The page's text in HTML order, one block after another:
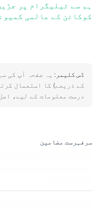
ہم سے ٹیلیگرام پر
کوکائن کے عالمی
ڈس کلیمر:
کے ذریعے) کا استعمال
درست معلومات کے لیے،
سرفہرست مضامین